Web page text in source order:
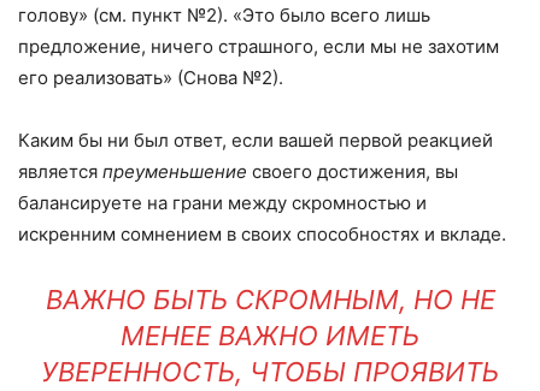
голову» (см. пункт №2). «Это было всего лишь
предложение, ничего страшного, если мы не захотим
его реализовать» (Снова №2).
Каким бы ни был ответ, если вашей первой реакцией
является преуменьшение своего достижения, вы
балансируете на грани между скромностью и
искренним сомнением в своих способностях и вкладе.
ВАЖНО БЫТЬ СКРОМНЫМ, НО НЕ
МЕНЕЕ ВАЖНО ИМЕТЬ
УВЕРЕННОСТЬ, ЧТОБЫ ПРОЯВИТЬ